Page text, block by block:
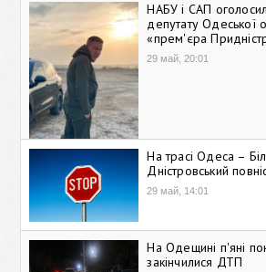
НАБУ і САП
депутату Одеської
«прем'єра
29 май, 20:01
На трасі Одеса –
Дністровський
29 май, 14:01
На Одещині п'яні
закінчилися ДТП